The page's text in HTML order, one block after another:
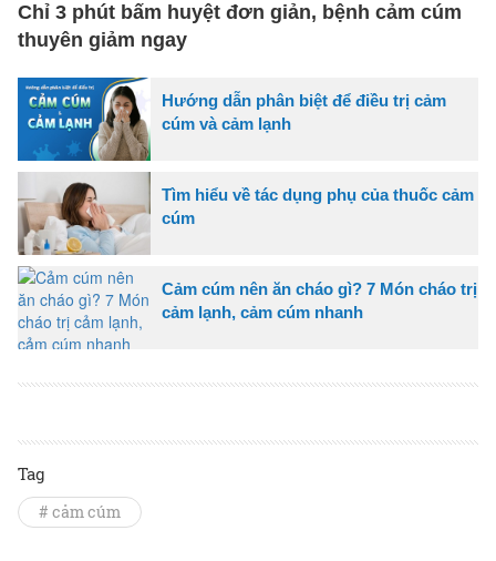
Chỉ 3 phút bấm huyệt đơn giản, bệnh cảm cúm
thuyên giảm ngay
Hướng dẫn phân biệt để điều trị cảm
cúm và cảm lạnh
Tìm hiểu về tác dụng phụ của thuốc cảm
cúm
Cảm cúm nên ăn cháo gì? 7 Món cháo trị
cảm lạnh, cảm cúm nhanh
Tag
# cảm cúm